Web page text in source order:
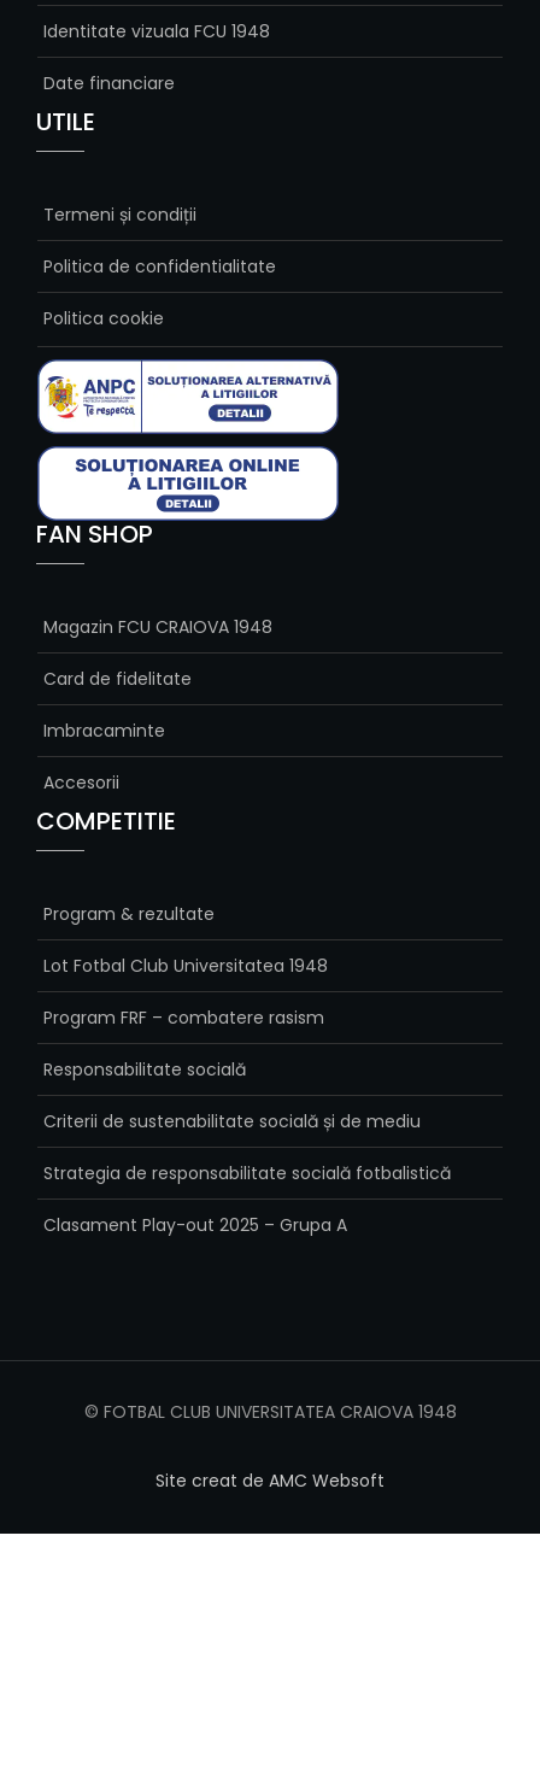
Identitate vizuala FCU 1948
Date financiare
UTILE
Termeni și condiții
Politica de confidentialitate
Politica cookie
FAN SHOP
Magazin FCU CRAIOVA 1948
Card de fidelitate
Imbracaminte
Accesorii
COMPETITIE
Program & rezultate
Lot Fotbal Club Universitatea 1948
Program FRF – combatere rasism
Responsabilitate socială
Criterii de sustenabilitate socială și de mediu
Strategia de responsabilitate socială fotbalistică
Clasament Play-out 2025 – Grupa A
© FOTBAL CLUB UNIVERSITATEA CRAIOVA 1948
Site creat de AMC Websoft